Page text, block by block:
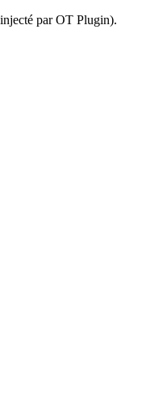
par OT Plugin).